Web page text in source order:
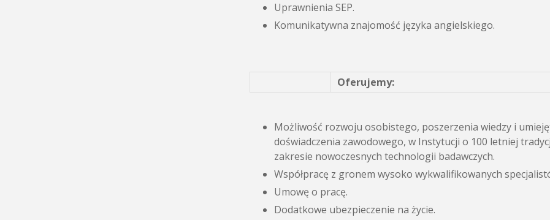
Uprawnienia SEP.
Komunikatywna znajomość języka angielskiego.
Oferujemy:
Możliwość rozwoju osobistego, poszerzenia wiedzy i
doświadczenia zawodowego, w Instytucji o 100 letniej
zakresie nowoczesnych technologii badawczych.
Współpracę z gronem wysoko wykwalifikowanych
Umowę o pracę.
Dodatkowe ubezpieczenie na życie.